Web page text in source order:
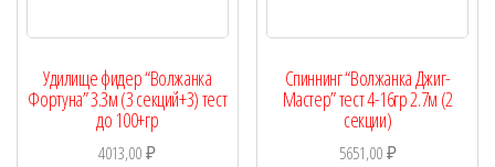
Удилище фидер “Волжанка
Фортуна” 3.3м (3 секций+3) тест
до 100+гр
4013,00₽
Спиннинг “Волжанка Джиг-
Мастер” тест 4-16гр 2.7м (2
секции)
5651,00₽